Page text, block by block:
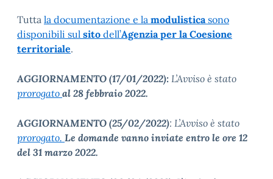
Tutta la documentazione e la modulistica sono
disponibili sul sito dell’Agenzia per la Coesione
territoriale.
AGGIORNAMENTO (17/01/2022): L’Avviso è stato
prorogato al 28 febbraio 2022.
AGGIORNAMENTO (25/02/2022): L’Avviso è stato
prorogato. Le domande vanno inviate entro le ore 12
del 31 marzo 2022.